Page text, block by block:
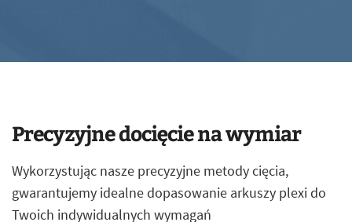
Precyzyjne docięcie na wymiar
Wykorzystując nasze precyzyjne metody cięcia,
gwarantujemy idealne dopasowanie arkuszy plexi do
Twoich indywidualnych wymagań